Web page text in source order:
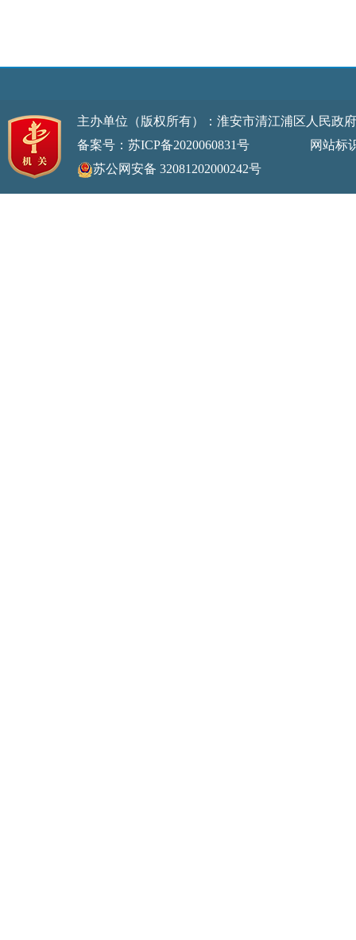
主办单位（版权所有）：淮安市清江浦区人民
备案号：苏ICP备2020060831号
网站标识码
苏公网安备 32081202000242号